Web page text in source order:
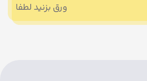
ورق بزنید لطفا